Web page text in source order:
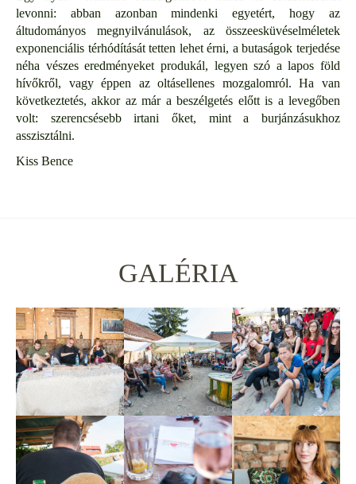
levonni: abban azonban mindenki egyetért, hogy az
áltudományos megnyilvánulások, az összeesküvéselméletek
exponenciális térhódítását tetten lehet érni, a butaságok terjedése
néha vészes eredményeket produkál, legyen szó a lapos föld
hívőkről, vagy éppen az oltásellenes mozgalomról. Ha van
következtetés, akkor az már a beszélgetés előtt is a levegőben
volt: szerencsésebb irtani őket, mint a burjánzásukhoz
asszisztálni.
Kiss Bence
GALÉRIA